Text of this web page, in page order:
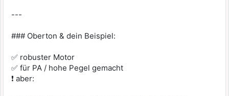
---
### Oberton & dein Beispiel:
✅ robuster Motor
✅ für PA / hohe Pegel gemacht
❗ aber: